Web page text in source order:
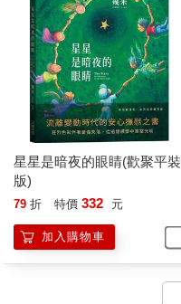
星星是暗夜的眼睛(歡聚平裝
版)
79 折 特價 332 元
加入購物車